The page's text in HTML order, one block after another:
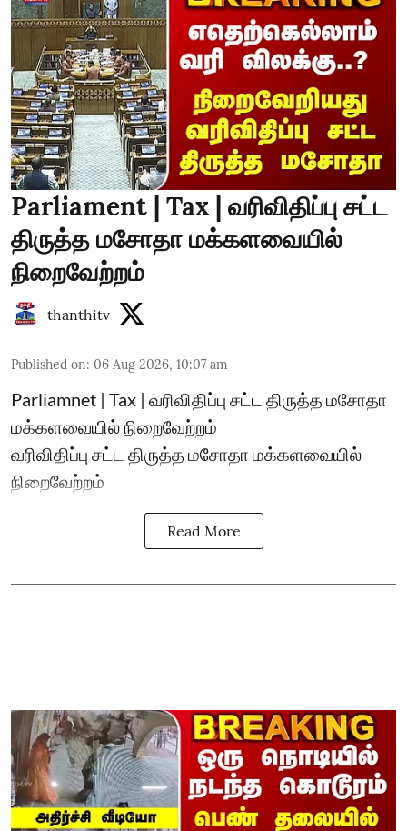
Parliament | Tax | வரிவிதிப்பு சட்ட
திருத்த மசோதா மக்களவையில்
நிறைவேற்றம்
thanthitv
Published on: 06 Aug 2026, 10:07 am
Parliamnet | Tax | வரிவிதிப்பு சட்ட திருத்த மசோதா
மக்களவையில் நிறைவேற்றம்
வரிவிதிப்பு சட்ட திருத்த மசோதா மக்களவையில்
நிறைவேற்றம்
Read More